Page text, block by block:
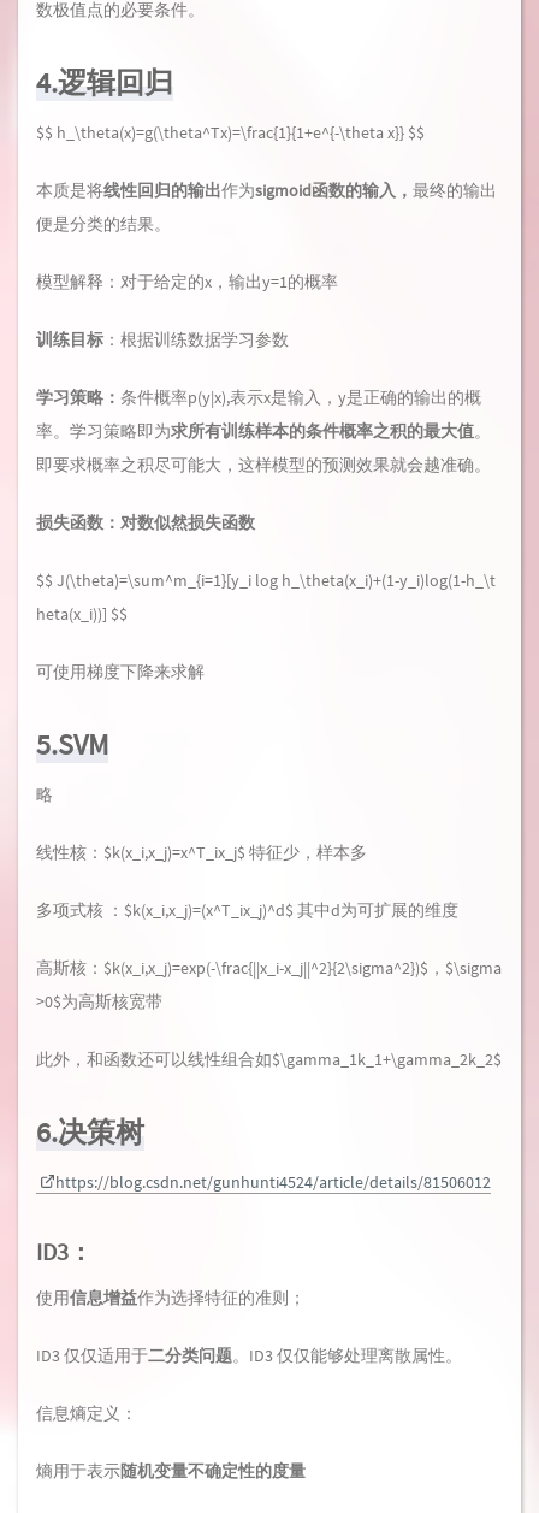
数极值点的必要条件。
4.逻辑回归
$$ h_\theta(x)=g(\theta^Tx)=\frac{1}{1+e^{-\theta x}} $$
本质是将线性回归的输出作为sigmoid函数的输入， 最终的输出
便是分类的结果。
模型解释：对于给定的x，输出y=1的概率
训练目标 ：根据训练数据学习参数
学习策略： 条件概率p(y|x),表示x是输入，y是正确的输出的概
率。学习策略即为求所有训练样本的条件概率之积的最大值。
即要求概率之积尽可能大，这样模型的预测效果就会越准确。
损失函数：对数似然损失函数
$$ J(\theta)=\sum^m_{i=1}[y_i log h_\theta(x_i)+(1-y_i)log(1-h_\t
heta(x_i))] $$
可使用梯度下降来求解
5.SVM
略
线性核：$k(x_i,x_j)=x^T_ix_j$ 特征少，样本多
多项式核 ：$k(x_i,x_j)=(x^T_ix_j)^d$ 其中d为可扩展的维度
高斯核：$k(x_i,x_j)=exp(-\frac{||x_i-x_j||^2}{2\sigma^2})$，$\sigma
>0$为高斯核宽带
此外，和函数还可以线性组合如$\gamma_1k_1+\gamma_2k_2$
6.决策树
https://blog.csdn.net/gunhunti4524/article/details/81506012
ID3：
使用信息增益作为选择特征的准则；
ID3 仅仅适用于二分类问题。ID3 仅仅能够处理离散属性。
信息熵定义：
熵用于表示随机变量不确定性的度量